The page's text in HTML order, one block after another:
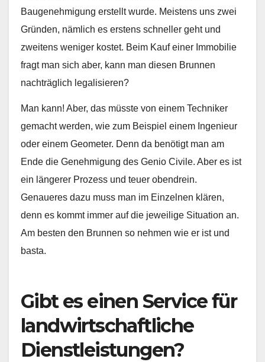
Baugenehmigung erstellt wurde. Meistens uns zwei
Gründen, nämlich es erstens schneller geht und
zweitens weniger kostet. Beim Kauf einer Immobilie
fragt man sich aber, kann man diesen Brunnen
nachträglich legalisieren?
Man kann! Aber, das müsste von einem Techniker
gemacht werden, wie zum Beispiel einem Ingenieur
oder einem Geometer. Denn da benötigt man am
Ende die Genehmigung des Genio Civile. Aber es ist
ein längerer Prozess und teuer obendrein.
Genaueres dazu muss man im Einzelnen klären,
denn es kommt immer auf die jeweilige Situation an.
Am besten den Brunnen so nehmen wie er ist und
basta.
Gibt es einen Service für
landwirtschaftliche
Dienstleistungen?